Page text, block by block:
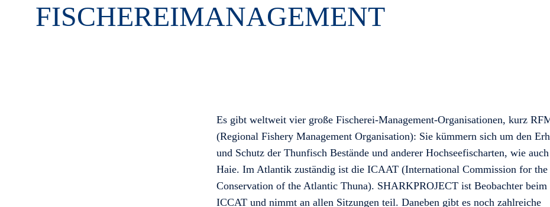
FISCHEREIMANAGEMENT
Es gibt weltweit vier große Fischerei-Management-Organisationen, kurz
(Regional Fishery Management Organisation): Sie kümmern sich um den
und Schutz der Thunfisch Bestände und anderer Hochseefischarten, wie
Haie. Im Atlantik zuständig ist die ICAAT (International Commission for the
Conservation of the Atlantic Thuna). SHARKPROJECT ist Beobachter beim
ICCAT und nimmt an allen Sitzungen teil. Daneben gibt es noch zahlreiche